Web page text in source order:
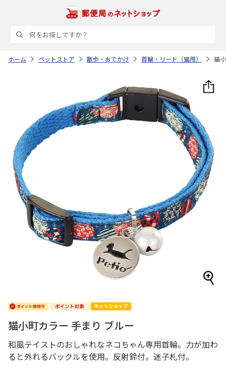
ホーム ペットストア 散歩・おでかけ 首輪・リード（猫用） 猫
猫小町カラー 手まり ブルー
和風テイストのおしゃれなネコちゃん専用首輪。力が加わ
ると外れるバックルを使用。反射鈴付。迷子札付。